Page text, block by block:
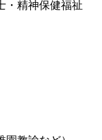
・精神保健福祉